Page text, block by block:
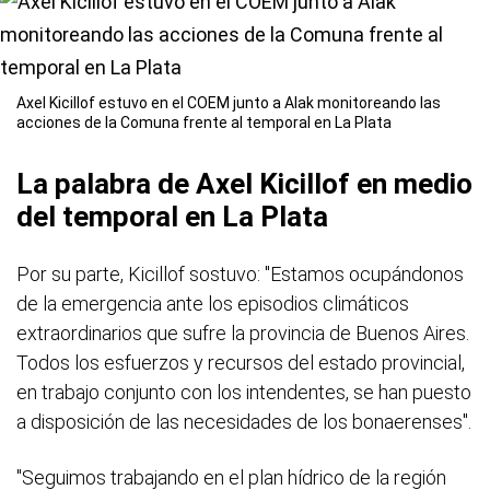
Axel Kicillof estuvo en el COEM junto a Alak monitoreando las
acciones de la Comuna frente al temporal en La Plata
La palabra de Axel Kicillof en medio
del temporal en La Plata
Por su parte, Kicillof sostuvo: "Estamos ocupándonos
de la emergencia ante los episodios climáticos
extraordinarios que sufre la provincia de Buenos Aires.
Todos los esfuerzos y recursos del estado provincial,
en trabajo conjunto con los intendentes, se han puesto
a disposición de las necesidades de los bonaerenses".
"Seguimos trabajando en el plan hídrico de la región